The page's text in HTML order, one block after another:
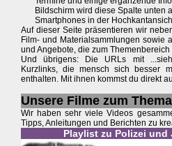
Bildschirm wird diese Spalte unten
Smartphones in der
Auf dieser Seite präsentieren wir
Film- und Materialsammlungen sowie
und Angebote, die zum Themenbereich
Und übrigens: Die URLs mit
Kurzlinks, die mensch sich besser
enthalten. Mit ihnen kommst du direkt
Unsere Filme zum Thema
Wir haben sehr viele Videos
Tipps, Anleitungen und Berichten zu
Playlist zu Polizei und